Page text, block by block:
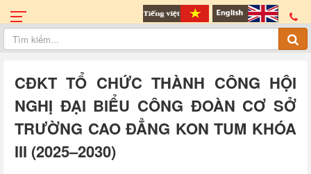
CĐKT TỔ CHỨC THÀNH CÔNG HỘI
NGHỊ ĐẠI BIỂU CÔNG ĐOÀN CƠ SỞ
TRƯỜNG CAO ĐẲNG KON TUM KHÓA
III (2025–2030)